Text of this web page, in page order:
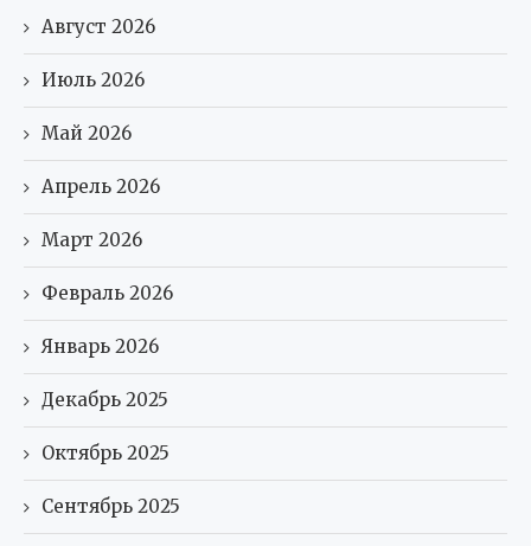
Август 2026
Июль 2026
Май 2026
Апрель 2026
Март 2026
Февраль 2026
Январь 2026
Декабрь 2025
Октябрь 2025
Сентябрь 2025